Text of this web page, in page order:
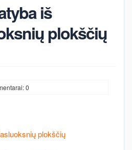
iš
plokščių
0
plokščių